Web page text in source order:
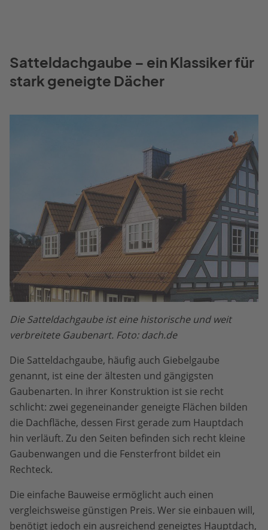
Satteldachgaube – ein Klassiker für
stark geneigte Dächer
Die Satteldachgaube ist eine historische und weit
verbreitete Gaubenart. Foto: dach.de
Die Satteldachgaube, häufig auch Giebelgaube
genannt, ist eine der ältesten und gängigsten
Gaubenarten. In ihrer Konstruktion ist sie recht
schlicht: zwei gegeneinander geneigte Flächen bilden
die Dachfläche, dessen First gerade zum Hauptdach
hin verläuft. Zu den Seiten befinden sich recht kleine
Gaubenwangen und die Fensterfront bildet ein
Rechteck.
Die einfache Bauweise ermöglicht auch einen
vergleichsweise günstigen Preis. Wer sie einbauen will,
benötigt jedoch ein ausreichend geneigtes Hauptdach,